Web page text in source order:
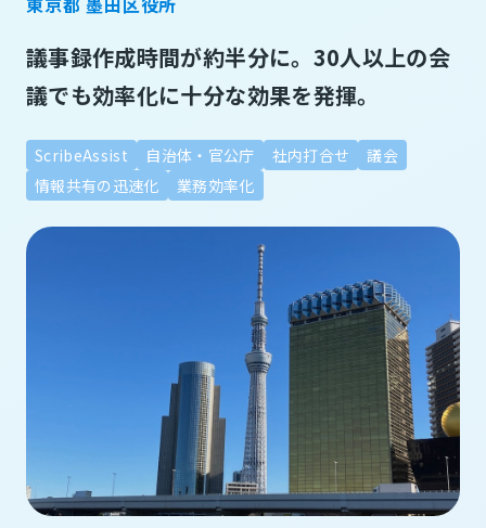
議事録作成時間が約半分に。30人以上の会
議でも効率化に十分な効果を発揮。
ScribeAssist 自治体・官公庁 社内打合せ
議会
情報共有の迅速化
業務効率化